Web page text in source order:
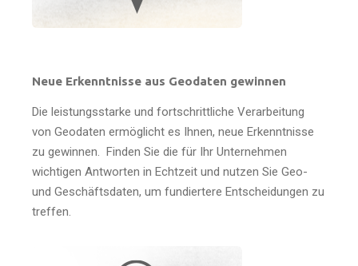
Neue Erkenntnisse aus Geodaten gewinnen
Die leistungsstarke und fortschrittliche Verarbeitung
von Geodaten ermöglicht es Ihnen, neue Erkenntnisse
zu gewinnen. Finden Sie die für Ihr Unternehmen
wichtigen Antworten in Echtzeit und nutzen Sie Geo-
und Geschäftsdaten, um fundiertere Entscheidungen zu
treffen.